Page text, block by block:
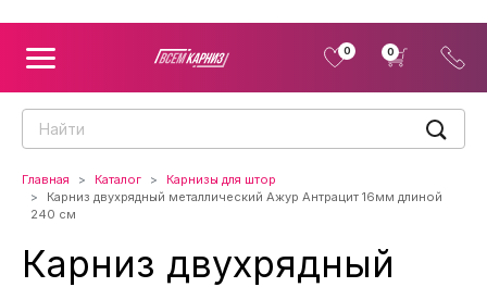
0 0
Главная Каталог
Карнизы для штор
Карниз двухрядный металлический Ажур Антрацит 16мм длиной
240 см
Карниз двухрядный